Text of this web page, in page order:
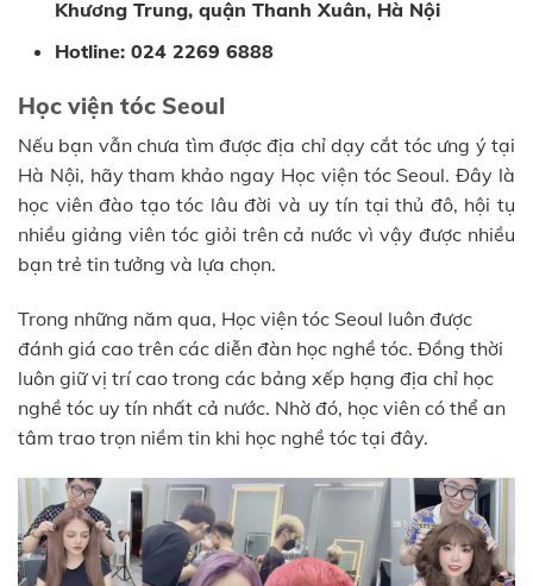
Khương Trung, quận Thanh Xuân, Hà Nội
Hotline: 024 2269 6888
Học viện tóc Seoul
Nếu bạn vẫn chưa tìm được địa chỉ dạy cắt tóc ưng ý tại
Hà Nội, hãy tham khảo ngay Học viện tóc Seoul. Đây là
học viên đào tạo tóc lâu đời và uy tín tại thủ đô, hội tụ
nhiều giảng viên tóc giỏi trên cả nước vì vậy được nhiều
bạn trẻ tin tưởng và lựa chọn.
Trong những năm qua, Học viện tóc Seoul luôn được
đánh giá cao trên các diễn đàn học nghề tóc. Đồng thời
luôn giữ vị trí cao trong các bảng xếp hạng địa chỉ học
nghề tóc uy tín nhất cả nước. Nhờ đó, học viên có thể an
tâm trao trọn niềm tin khi học nghề tóc tại đây.